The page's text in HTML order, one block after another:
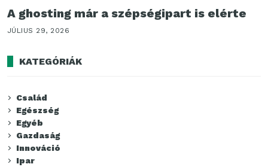
A ghosting már a szépségipart is elérte
JÚLIUS 29, 2026
KATEGÓRIÁK
Család
Egészség
Egyéb
Gazdaság
Innováció
Ipar